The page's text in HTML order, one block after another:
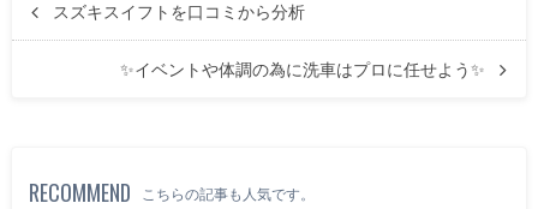
スズキスイフトを口コミから分析
✨イベントや体調の為に洗車はプロに任せよう✨
RECOMMEND こちらの記事も人気です。